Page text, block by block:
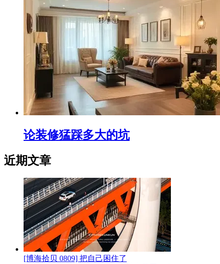
论装修猛踩多大的坑
近期文章
[博海拾贝 0809] 把自己困住了